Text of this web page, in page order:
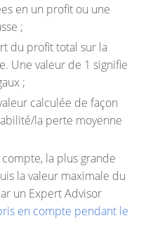
en un profit ou une
;
du profit total sur la
Une valeur de 1 signifie
;
calculée de façon
la perte moyenne
la plus grande
la valeur maximale du
un Expert Advisor
en compte pendant le